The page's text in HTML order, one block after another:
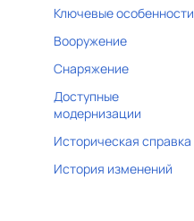
Ключевые особенности
Вооружение
Снаряжение
Доступные
модернизации
Историческая справка
История изменений